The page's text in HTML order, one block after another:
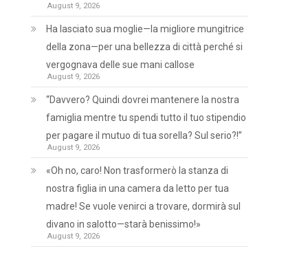
August 9, 2026
Ha lasciato sua moglie—la migliore mungitrice
della zona—per una bellezza di città perché si
vergognava delle sue mani callose
August 9, 2026
“Davvero? Quindi dovrei mantenere la nostra
famiglia mentre tu spendi tutto il tuo stipendio
per pagare il mutuo di tua sorella? Sul serio?!”
August 9, 2026
«Oh no, caro! Non trasformerò la stanza di
nostra figlia in una camera da letto per tua
madre! Se vuole venirci a trovare, dormirà sul
divano in salotto—starà benissimo!»
August 9, 2026